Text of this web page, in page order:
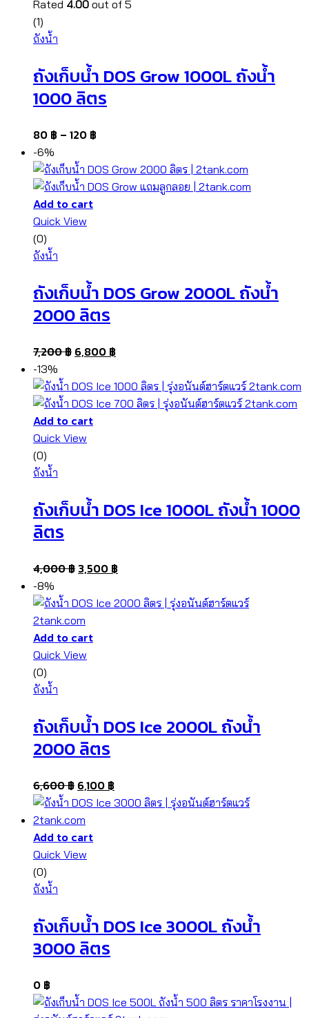
Rated 4.00 out of 5
(1)
ถังน้ำ
ถังเก็บน้ำ DOS Grow 1000L ถังน้ำ
1000 ลิตร
80 ฿ – 120 ฿
-6%
Add to cart
Quick View
(0)
ถังน้ำ
ถังเก็บน้ำ DOS Grow 2000L ถังน้ำ
2000 ลิตร
7,200฿ 6,800 ฿
-13%
Add to cart
Quick View
(0)
ถังน้ำ
ถังเก็บน้ำ DOS Ice 1000L ถังน้ำ 1000
ลิตร
4,000฿ 3,500 ฿
-8%
Add to cart
Quick View
(0)
ถังน้ำ
ถังเก็บน้ำ DOS Ice 2000L ถังน้ำ
2000 ลิตร
6,600฿ 6,100 ฿
Add to cart
Quick View
(0)
ถังน้ำ
ถังเก็บน้ำ DOS Ice 3000L ถังน้ำ
3000 ลิตร
0 ฿